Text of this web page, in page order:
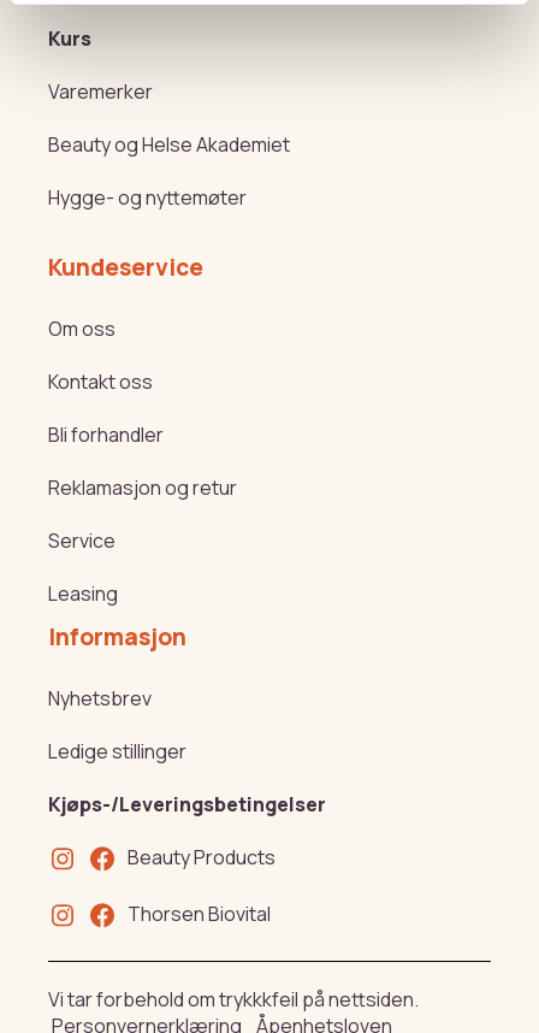
Kurs
Varemerker
Beauty og Helse Akademiet
Hygge- og nyttemøter
Kundeservice
Om oss
Kontakt oss
Bli forhandler
Reklamasjon og retur
Service
Leasing
Informasjon
Nyhetsbrev
Ledige stillinger
Kjøps-/Leveringsbetingelser
Beauty Products
Thorsen Biovital
Vi tar forbehold om trykkkfeil på nettsiden.
Personvernerklæring Åpenhetsloven